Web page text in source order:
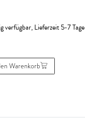
verfügbar, Lieferzeit 5-7 Tage
Warenkorb